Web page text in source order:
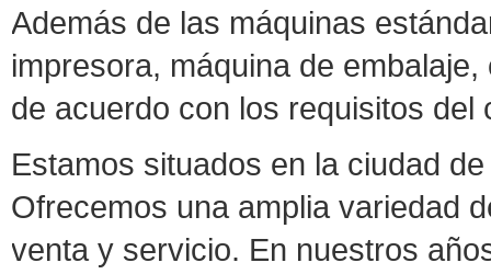
Además de las máquinas
impresora, máquina de
de acuerdo con los requisitos del
Estamos situados en la ciudad
Ofrecemos una amplia variedad
venta y servicio. En nuestros